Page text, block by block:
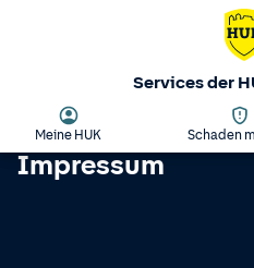
Services der
Meine HUK Schaden
Impressum